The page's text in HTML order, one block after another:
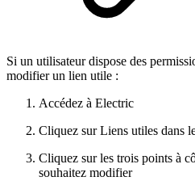
Si un utilisateur dispose des
modifier un lien utile :
Accédez à Electric
Cliquez sur Liens utiles dans
Cliquez sur les trois points à
souhaitez modifier